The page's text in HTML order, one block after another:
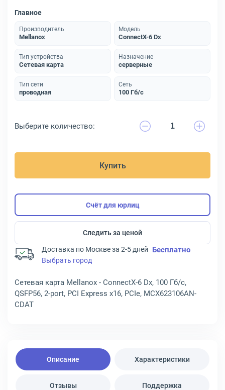
Главное
Производитель
Mellanox
Модель
ConnectX-6 Dx
Тип устройства
Сетевая карта
Назначение
серверные
Тип сети
проводная
Сеть
100 Гб/с
Выберите количество:
Купить
Счёт для юрлиц
Следить за ценой
Доставка по Москве за 2-5 дней Бесплатно
Выбрать город
Сетевая карта Mellanox - ConnectX-6 Dx, 100 Гб/с,
QSFP56, 2-port, PCI Express x16, PCIe, MCX623106AN-
CDAT
Описание Характеристики
Отзывы Поддержка